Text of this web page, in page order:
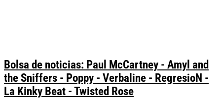
Bolsa de noticias: Paul McCartney - Amyl and
the Sniffers - Poppy - Verbaline - RegresioN -
La Kinky Beat - Twisted Rose